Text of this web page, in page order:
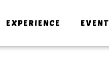
EXPERIENCE EVENT